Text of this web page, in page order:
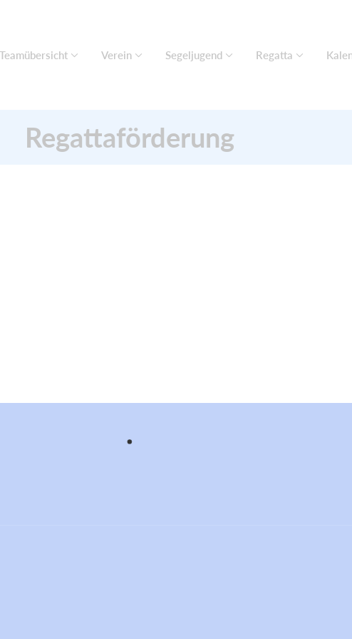
Teamübersicht Verein Segeljugend Regatta
Regattaförderung